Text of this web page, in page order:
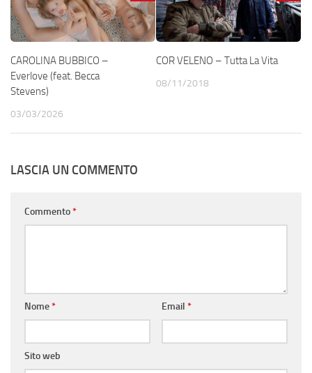
CAROLINA BUBBICO –
Everlove (feat. Becca
Stevens)
03/03/2026
COR VELENO – Tutta La Vita
08/11/2018
LASCIA UN COMMENTO
Commento*
Nome* Email *
Sito web